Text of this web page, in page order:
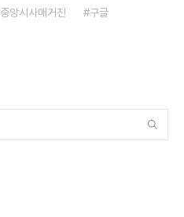
중앙시사매거진 구글